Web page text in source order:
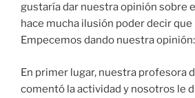
gustaría dar nuestra opinión sobre
hace mucha ilusión poder decir que
Empecemos dando nuestra opinión:
En primer lugar, nuestra profesora
comentó la actividad y nosotros le